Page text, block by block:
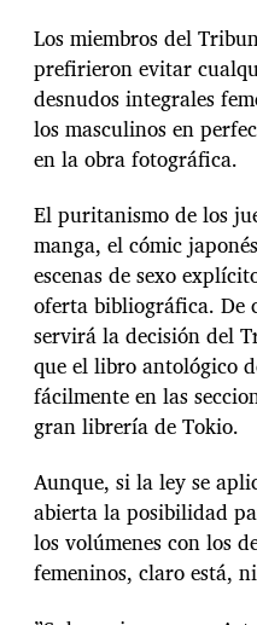
Los miembros del
prefirieron evitar
desnudos integrales
los masculinos en
en la obra fotográfica.
El puritanismo de los
manga, el cómic
escenas de sexo
oferta bibliográfica. De
servirá la decisión del
que el libro antológico
fácilmente en las
gran librería de Tokio.
Aunque, si la ley se
abierta la posibilidad
los volúmenes con los
femeninos, claro está,